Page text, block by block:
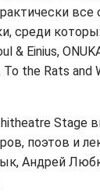
среди
& Einius,
To the Rats and
Stage
поэтов и
Андрей